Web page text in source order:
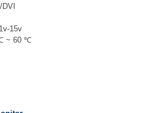
15v
℃ ~ 60 ℃